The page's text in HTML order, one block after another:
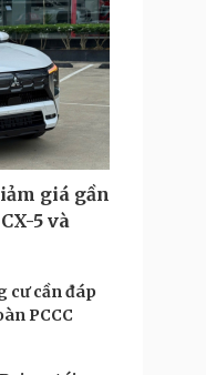
giá gần
5 và
cư cần đáp
PCCC